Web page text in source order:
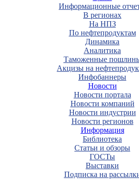
Информационные
В регионах
На НПЗ
По нефтепродуктам
Динамика
Аналитика
Таможенные
Акцизы на
Инфобаннеры
Новости
Новости портала
Новости компаний
Новости индустрии
Новости регионов
Информация
Библиотека
Статьи и обзоры
ГОСТы
Выставки
Подписка на